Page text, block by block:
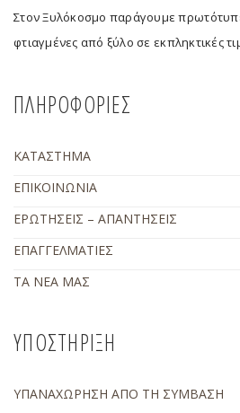
Στον Ξυλόκοσμο παράγουμε
φτιαγμένες από ξύλο σε εκπληκτικές
ΠΛΗΡΟΦΟΡΙΕΣ
ΚΑΤΑΣΤΗΜΑ
ΕΠΙΚΟΙΝΩΝΙΑ
ΕΡΩΤΗΣΕΙΣ – ΑΠΑΝΤΗΣΕΙΣ
ΕΠΑΓΓΕΛΜΑΤΙΕΣ
ΤΑ ΝΕΑ ΜΑΣ
ΥΠΟΣΤΗΡΙΞΗ
ΥΠΑΝΑΧΩΡΗΣΗ ΑΠΟ ΤΗ ΣΥΜΒΑΣΗ